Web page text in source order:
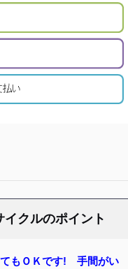
クルのポイント
てもＯＫです! 手間がい